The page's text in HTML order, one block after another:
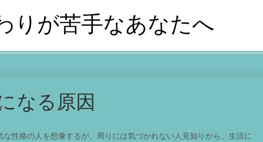
りが苦手なあなたへ
なる原因
な性格の人を想像するが、周りには気づかれない人見知りから、生活に